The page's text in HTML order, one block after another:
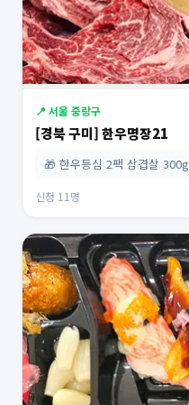
📍 서울 중랑구
[경북 구미] 한우명장21
🎁 한우등심 2팩 삼겹살 300g
신청 11명